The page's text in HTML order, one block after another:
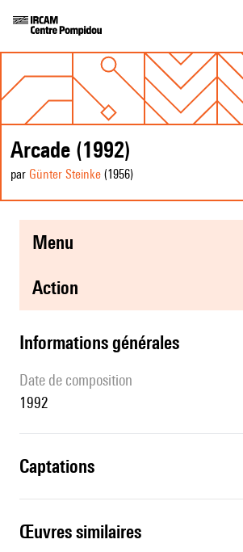
Arcade (1992)
par Günter Steinke (1956)
menu
action
informations générales
date de composition
1992
captations
œuvres similaires